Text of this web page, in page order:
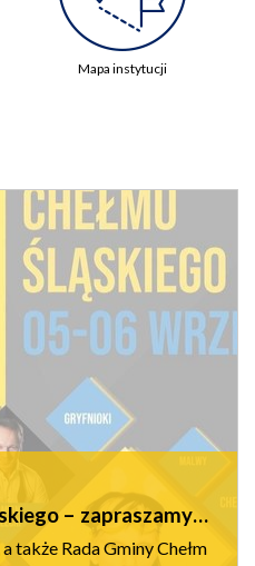
Mapa instytucji
– zapraszamy
także Rada Gminy Chełm